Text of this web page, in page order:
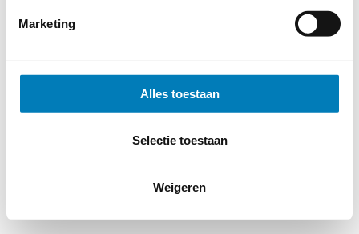
Marketing
Alles toestaan
Selectie toestaan
Weigeren